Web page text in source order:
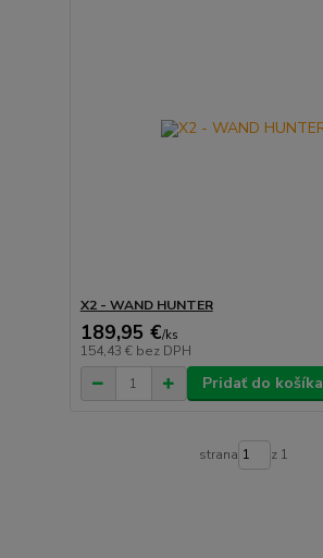
X2 - WAND HUNTER
189,95 €/ks
154,43 € bez DPH
Pridať do košíka
strana z 1